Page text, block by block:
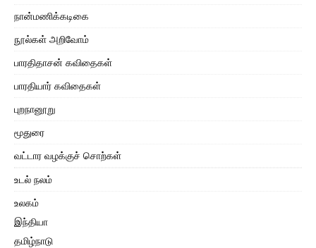
நான்மணிக்கடிகை
நூல்கள் அறிவோம்
பாரதிதாசன் கவிதைகள்
பாரதியார் கவிதைகள்
புறநானூறு
மூதுரை
வட்டார வழக்குச் சொற்கள்
உடல் நலம்
உலகம்
இந்தியா
தமிழ்நாடு